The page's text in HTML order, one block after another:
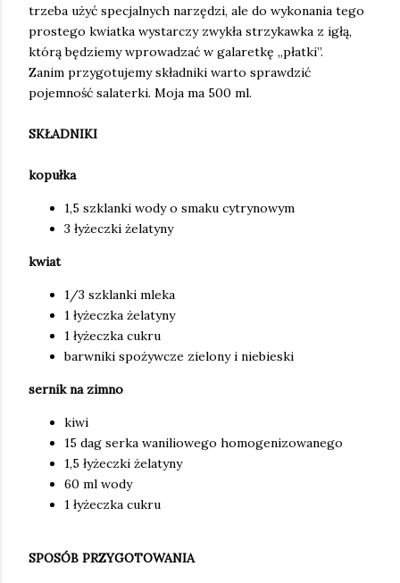
trzeba użyć specjalnych narzędzi, ale do wykonania tego
prostego kwiatka wystarczy zwykła strzykawka z igłą,
którą będziemy wprowadzać w galaretkę „płatki”.
Zanim przygotujemy składniki warto sprawdzić
pojemność salaterki. Moja ma 500 ml.
SKŁADNIKI
kopułka
1,5 szklanki wody o smaku cytrynowym
3 łyżeczki żelatyny
kwiat
1/3 szklanki mleka
1 łyżeczka żelatyny
1 łyżeczka cukru
barwniki spożywcze zielony i niebieski
sernik na zimno
kiwi
15 dag serka waniliowego homogenizowanego
1,5 łyżeczki żelatyny
60 ml wody
1 łyżeczka cukru
SPOSÓB PRZYGOTOWANIA